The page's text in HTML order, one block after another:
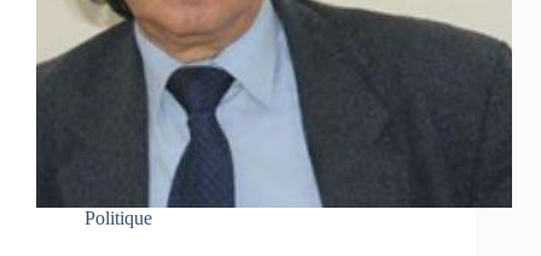
Politique